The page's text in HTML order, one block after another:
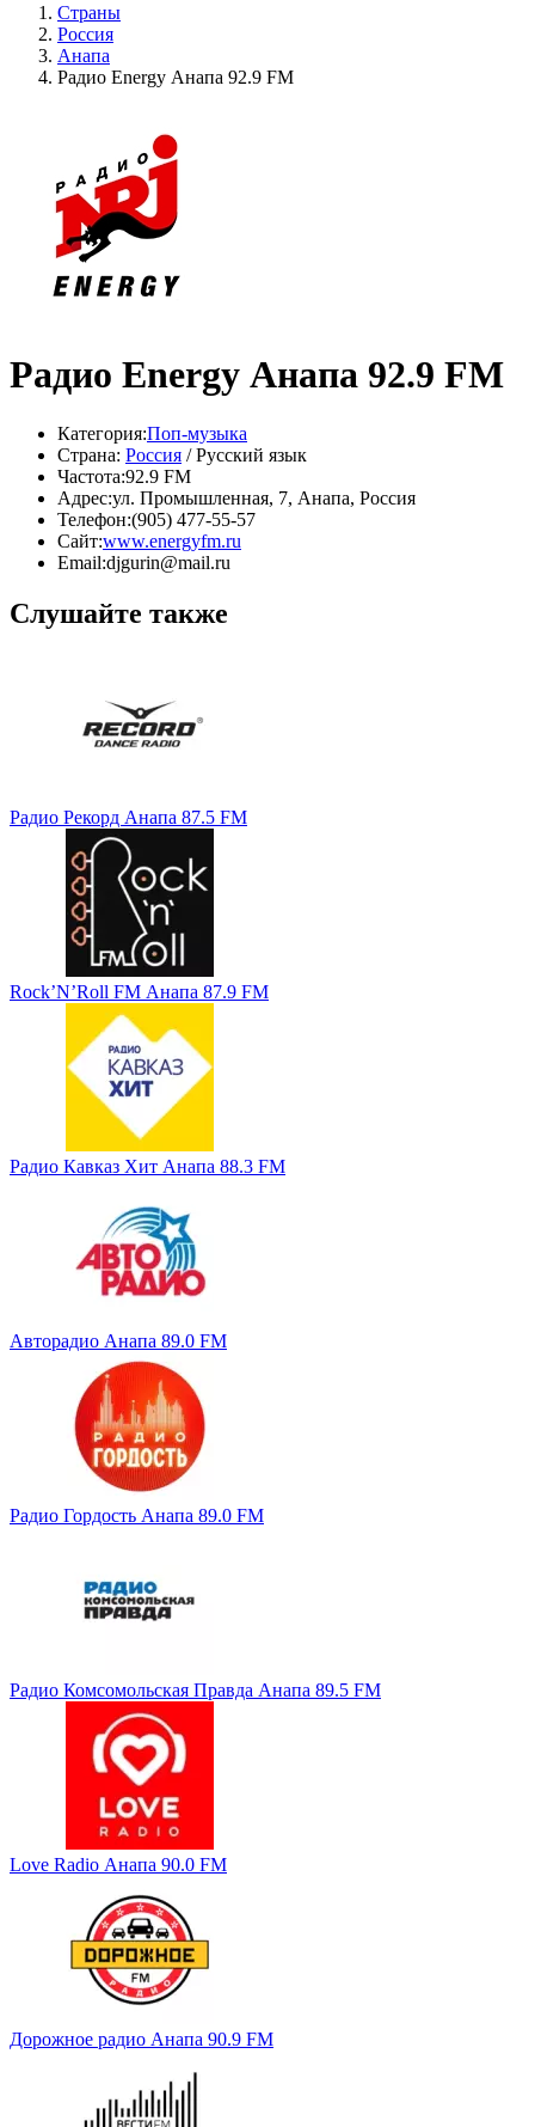
Страны
Россия
Анапа
Радио Energy Анапа 92.9 FM
Радио Energy Анапа 92.9 FM
Категория:Поп-музыка
Страна: Россия / Русский язык
Частота:92.9 FM
Адрес:ул. Промышленная, 7, Анапа, Россия
Телефон:(905) 477-55-57
Сайт:www.energyfm.ru
Email:djgurin@mail.ru
Слушайте также
Радио Рекорд Анапа 87.5 FM
Rock’N’Roll FM Анапа 87.9 FM
Радио Кавказ Хит Анапа 88.3 FM
Авторадио Анапа 89.0 FM
Радио Гордость Анапа 89.0 FM
Радио Комсомольская Правда Анапа 89.5 FM
Love Radio Анапа 90.0 FM
Дорожное радио Анапа 90.9 FM